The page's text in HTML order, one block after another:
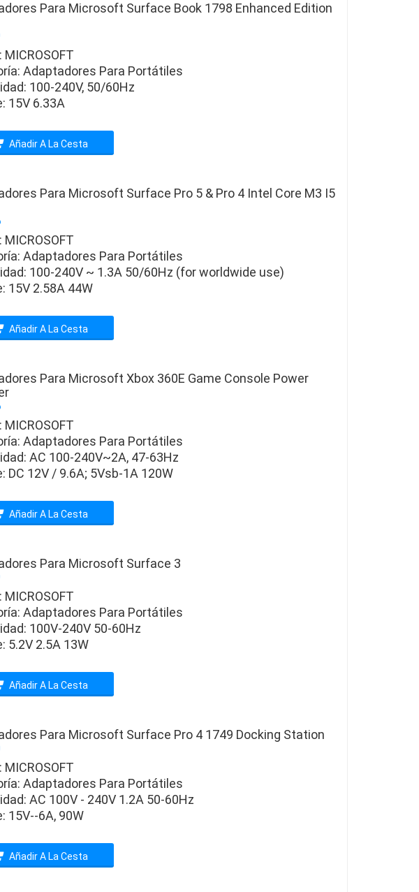
Para Microsoft Surface Book 1798 Enhanced Edition
MICROSOFT
Adaptadores Para Portátiles
100-240V, 50/60Hz
15V 6.33A
Añadir A La Cesta
Para Microsoft Surface Pro 5 & Pro 4 Intel Core M3 I5
MICROSOFT
Adaptadores Para Portátiles
100-240V ~ 1.3A 50/60Hz (for worldwide use)
15V 2.58A 44W
Añadir A La Cesta
Para Microsoft Xbox 360E Game Console Power
MICROSOFT
Adaptadores Para Portátiles
AC 100-240V~2A, 47-63Hz
DC 12V / 9.6A; 5Vsb-1A 120W
Añadir A La Cesta
Para Microsoft Surface 3
MICROSOFT
Adaptadores Para Portátiles
100V-240V 50-60Hz
5.2V 2.5A 13W
Añadir A La Cesta
Para Microsoft Surface Pro 4 1749 Docking Station
MICROSOFT
Adaptadores Para Portátiles
AC 100V - 240V 1.2A 50-60Hz
15V--6A, 90W
Añadir A La Cesta